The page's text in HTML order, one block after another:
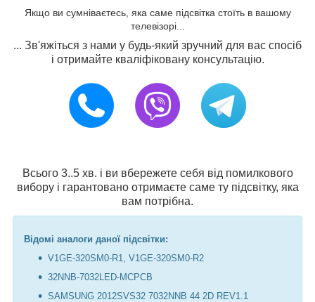
Якщо ви сумніваєтесь, яка саме підсвітка стоїть в вашому
телевізорі...
... Зв'яжіться з нами у будь-який зручний для вас спосіб
і отримайте кваліфіковану консультацію.
Всього 3..5 хв. і ви вбережете себя від помилкового
вибору і гарантовано отримаєте саме ту підсвітку, яка
вам потрібна.
Відомі аналоги даної підсвітки:
V1GE-320SM0-R1, V1GE-320SM0-R2
32NNB-7032LED-MCPCB
SAMSUNG 2012SVS32 7032NNB 44 2D REV1.1